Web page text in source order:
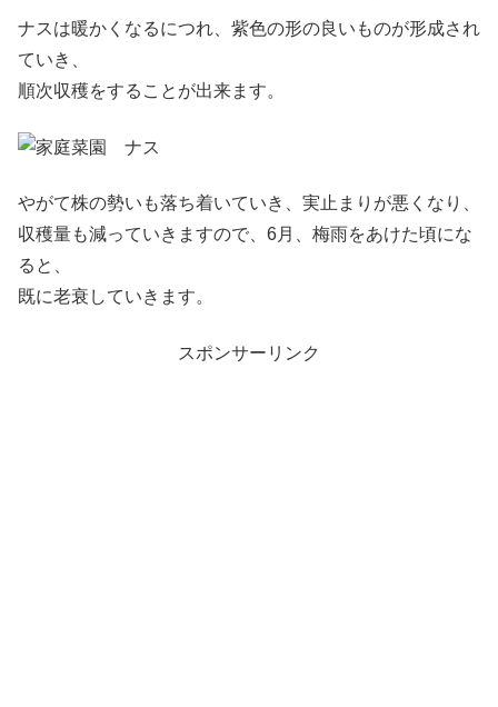
ナスは暖かくなるにつれ、紫色の形の良いものが形成され
ていき、
順次収穫をすることが出来ます。
やがて株の勢いも落ち着いていき、実止まりが悪くなり、
収穫量も減っていきますので、6月、梅雨をあけた頃にな
ると、
既に老衰していきます。
スポンサーリンク